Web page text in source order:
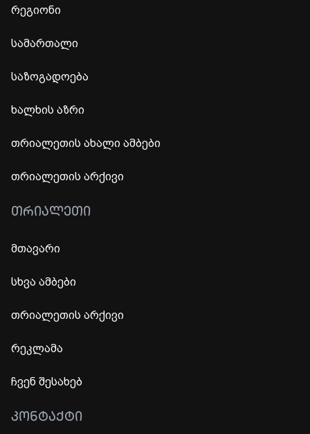
რეგიონი
სამართალი
საზოგადოება
ხალხის აზრი
თრიალეთის ახალი ამბები
თრიალეთის არქივი
ᲗᲠᲘᲐᲚᲔᲗᲘ
მთავარი
სხვა ამბები
თრიალეთის არქივი
რეკლამა
ჩვენ შესახებ
ᲙᲝᲜᲢᲐᲥᲢᲘ